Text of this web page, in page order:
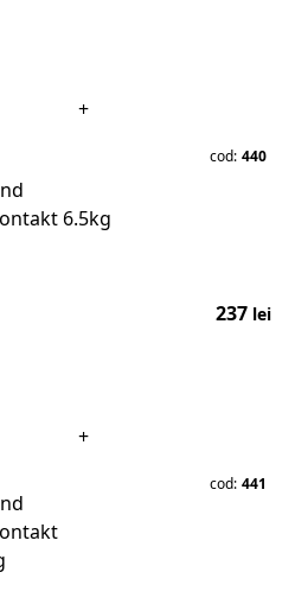
+
cod: 440
237 lei
+
cod: 441